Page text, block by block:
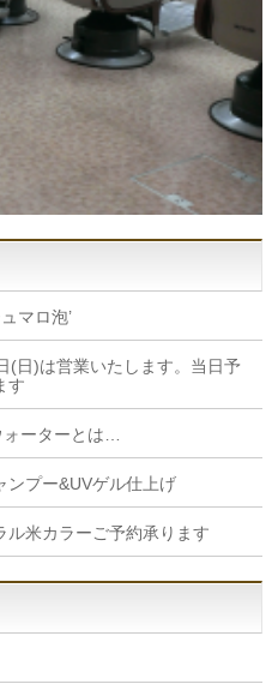
マロ泡’
(日)は営業いたします。当日予
す
ーターとは…
ンプー&UVゲル仕上げ
ル米カラーご予約承ります